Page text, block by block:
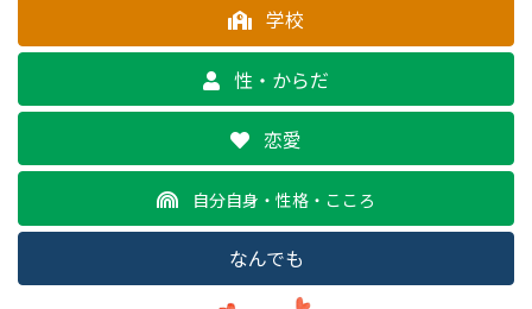
学校
性・からだ
恋愛
自分自身・性格・こころ
なんでも